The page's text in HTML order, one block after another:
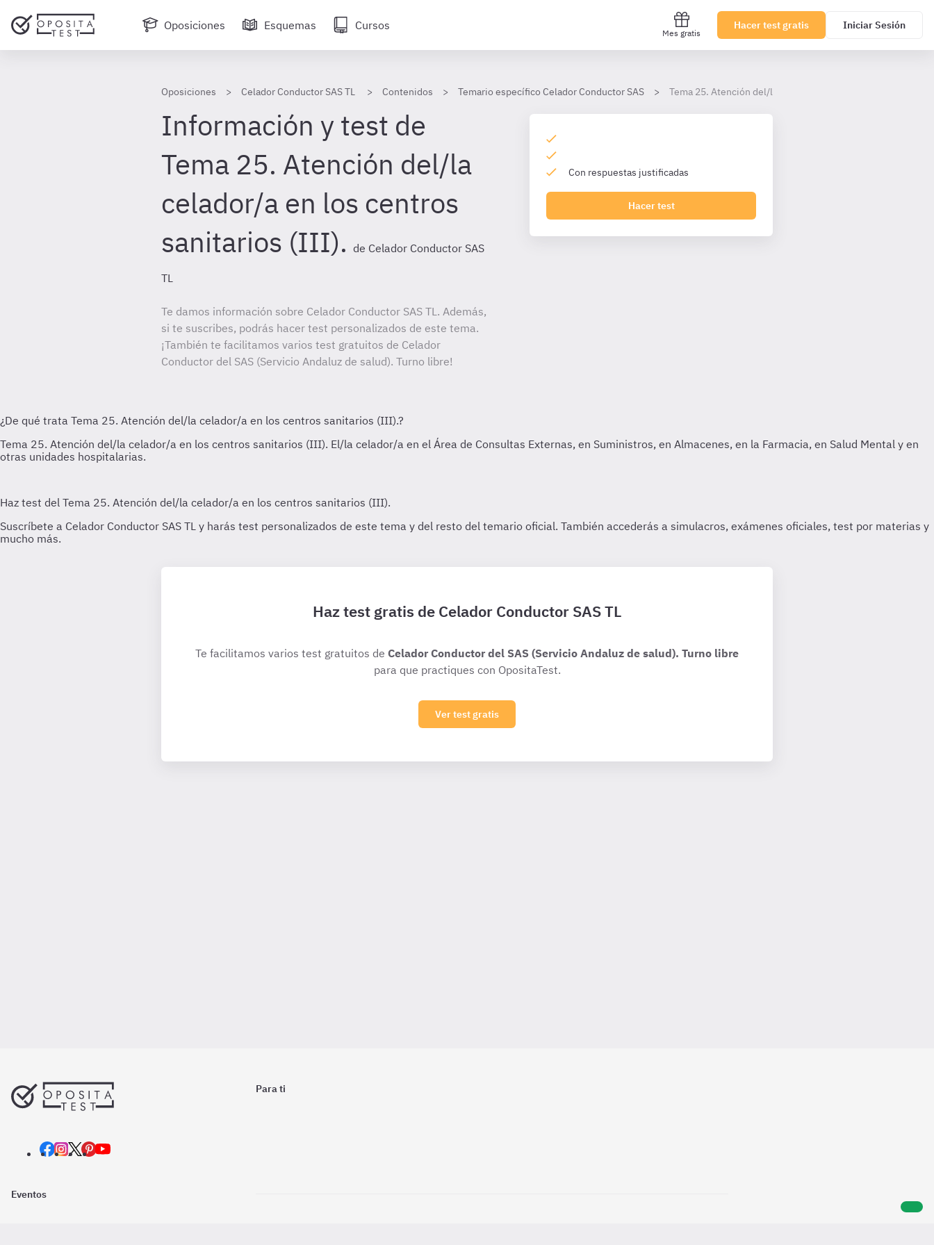
Oposiciones Esquemas Cursos
Mes gratis
Hacer test gratis Iniciar Sesión
Oposiciones Celador Conductor SAS TL Contenidos Temario específico Celador Conductor SAS Tema 25. Atención del/la celador/a en los centros
Información y test de
Tema 25. Atención del/la
celador/a en los centros
sanitarios (III). de Celador Conductor SAS
TL
Te damos información sobre Celador Conductor SAS TL. Además,
si te suscribes, podrás hacer test personalizados de este tema.
¡También te facilitamos varios test gratuitos de Celador
Conductor del SAS (Servicio Andaluz de salud). Turno libre!
Con respuestas justificadas
Hacer test
Haz test gratis de Celador Conductor SAS TL
Te facilitamos varios test gratuitos de Celador Conductor del SAS (Servicio Andaluz de salud). Turno libre
para que practiques con OpositaTest.
Ver test gratis
Para ti
Eventos